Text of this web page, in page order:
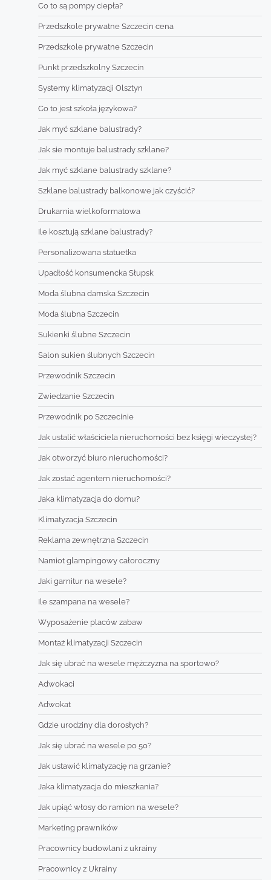
Co to są pompy ciepła?
Przedszkole prywatne Szczecin cena
Przedszkole prywatne Szczecin
Punkt przedszkolny Szczecin
Systemy klimatyzacji Olsztyn
Co to jest szkoła językowa?
Jak myć szklane balustrady?
Jak sie montuje balustrady szklane?
Jak myć szklane balustrady szklane?
Szklane balustrady balkonowe jak czyścić?
Drukarnia wielkoformatowa
Ile kosztują szklane balustrady?
Personalizowana statuetka
Upadłość konsumencka Słupsk
Moda ślubna damska Szczecin
Moda ślubna Szczecin
Sukienki ślubne Szczecin
Salon sukien ślubnych Szczecin
Przewodnik Szczecin
Zwiedzanie Szczecin
Przewodnik po Szczecinie
Jak ustalić właściciela nieruchomości bez księgi wieczystej?
Jak otworzyć biuro nieruchomości?
Jak zostać agentem nieruchomości?
Jaka klimatyzacja do domu?
Klimatyzacja Szczecin
Reklama zewnętrzna Szczecin
Namiot glampingowy całoroczny
Jaki garnitur na wesele?
Ile szampana na wesele?
Wyposażenie placów zabaw
Montaż klimatyzacji Szczecin
Jak się ubrać na wesele mężczyzna na sportowo?
Adwokaci
Adwokat
Gdzie urodziny dla dorosłych?
Jak się ubrać na wesele po 50?
Jak ustawić klimatyzację na grzanie?
Jaka klimatyzacja do mieszkania?
Jak upiąć włosy do ramion na wesele?
Marketing prawników
Pracownicy budowlani z ukrainy
Pracownicy z Ukrainy